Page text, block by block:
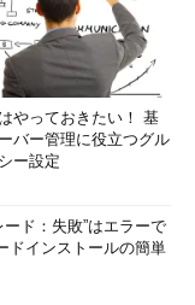
やっておきたい！ 基
バー管理に役立つグル
ー設定
ド：失敗”はエラーで
インストールの簡単